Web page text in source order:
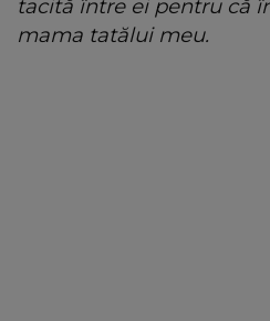
tacită între ei pentru că
mama tatălui meu.